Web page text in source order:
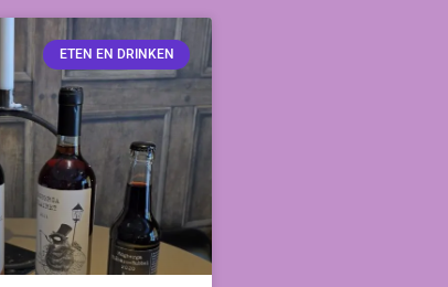
ETEN EN DRINKEN